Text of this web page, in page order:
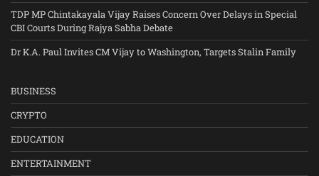
TDP MP Chintakayala Vijay Raises Concern Over Delays in Special
CBI Courts During Rajya Sabha Debate
Dr K.A. Paul Invites CM Vijay to Washington, Targets Stalin Family
BUSINESS
CRYPTO
EDUCATION
ENTERTAINMENT